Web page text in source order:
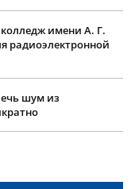
имени А. Г.
радиоэлектронной
шум из